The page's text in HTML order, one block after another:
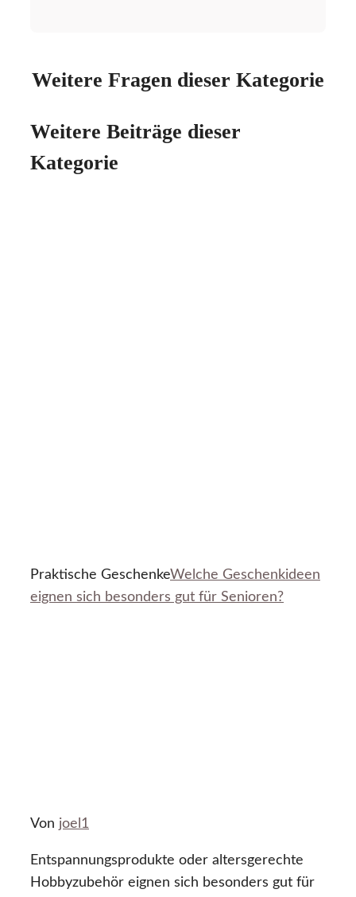
Weitere Fragen dieser Kategorie
Weitere Beiträge dieser
Kategorie
Praktische GeschenkeWelche Geschenkideen
eignen sich besonders gut für Senioren?
Von joel1
Entspannungsprodukte oder altersgerechte
Hobbyzubehör eignen sich besonders gut für